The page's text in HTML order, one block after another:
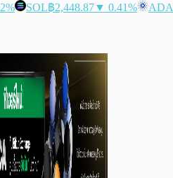
SOL฿2,448.87▼ 0.41% ADA